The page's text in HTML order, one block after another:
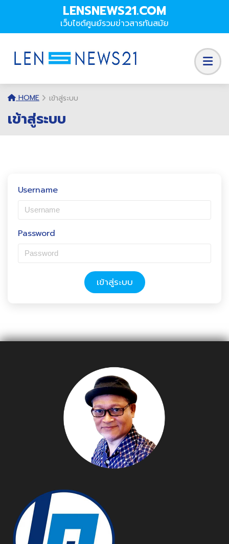
LENSNEWS21.COM
เว็บไซต์ศูนย์รวมข่าวสารทันสมัย
HOME เข้าสู่ระบบ
เข้าสู่ระบบ
Username
Password
เข้าสู่ระบบ